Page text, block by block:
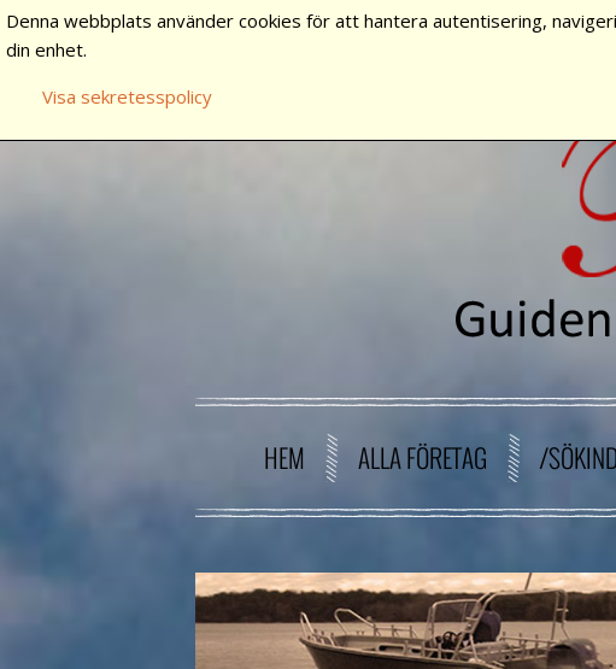
HEM ALLA FÖRETAG /
Denna webbplats använder cookies för att hantera autentisering,
din enhet.
Visa sekretesspolicy